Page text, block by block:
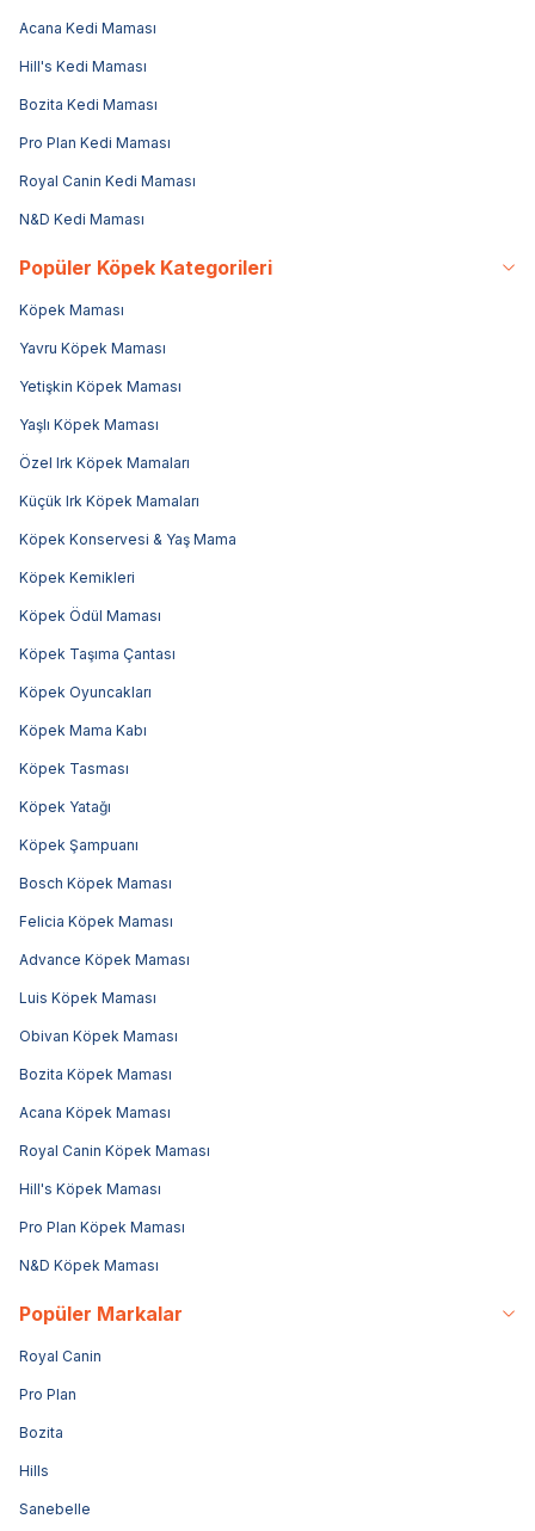
Acana Kedi Maması
Hill's Kedi Maması
Bozita Kedi Maması
Pro Plan Kedi Maması
Royal Canin Kedi Maması
N&D Kedi Maması
Popüler Köpek Kategorileri
Köpek Maması
Yavru Köpek Maması
Yetişkin Köpek Maması
Yaşlı Köpek Maması
Özel Irk Köpek Mamaları
Küçük Irk Köpek Mamaları
Köpek Konservesi & Yaş Mama
Köpek Kemikleri
Köpek Ödül Maması
Köpek Taşıma Çantası
Köpek Oyuncakları
Köpek Mama Kabı
Köpek Tasması
Köpek Yatağı
Köpek Şampuanı
Bosch Köpek Maması
Felicia Köpek Maması
Advance Köpek Maması
Luis Köpek Maması
Obivan Köpek Maması
Bozita Köpek Maması
Acana Köpek Maması
Royal Canin Köpek Maması
Hill's Köpek Maması
Pro Plan Köpek Maması
N&D Köpek Maması
Popüler Markalar
Royal Canin
Pro Plan
Bozita
Hills
Sanebelle